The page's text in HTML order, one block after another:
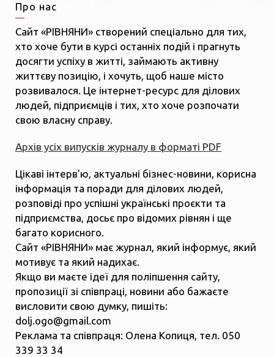
Про нас
Сайт «РІВНЯНИ» створений спеціально для тих,
хто хоче бути в курсі останніх подій і прагнуть
досягти успіху в житті, займають активну
життєву позицію, і хочуть, щоб наше місто
розвивалося. Це інтернет-ресурс для ділових
людей, підприємців і тих, хто хоче розпочати
свою власну справу.
Архів усіх випусків журналу в форматі PDF
Цікаві інтерв’ю, актуальні бізнес-новини, корисна
інформація та поради для ділових людей,
розповіді про успішні українські проєкти та
підприємства, досьє про відомих рівнян і ще
багато корисного.
Сайт «РІВНЯНИ» має журнал, який інформує, який
мотивує та який надихає.
Якщо ви маєте ідеї для поліпшення сайту,
пропозиції зі співпраці, новини або бажаєте
висловити свою думку, пишіть:
dolj.ogo@gmail.com
Реклама та співпраця: Олена Копиця, тел. 050
339 33 34